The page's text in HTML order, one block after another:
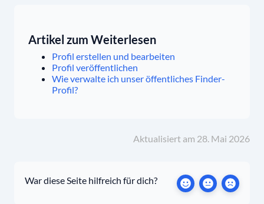
Artikel zum Weiterlesen
Profil erstellen und bearbeiten
Profil veröffentlichen
Wie verwalte ich unser öffentliches Finder-
Profil?
Aktualisiert am 28. Mai 2026
War diese Seite hilfreich für dich?